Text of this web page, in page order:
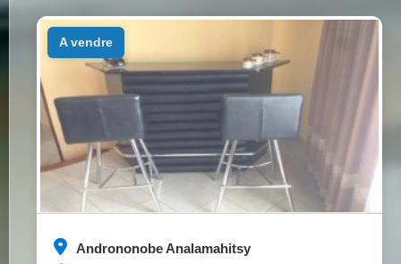
Andrononobe Analamahitsy
a vendre